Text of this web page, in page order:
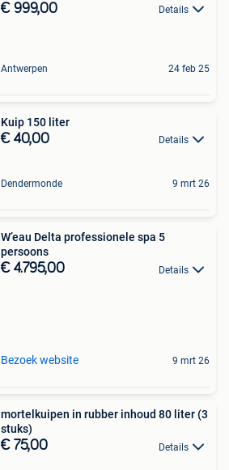
€ 999,00 Details
Antwerpen 24 feb 25
Kuip 150 liter
€ 40,00 Details
Dendermonde 9 mrt 26
W’eau Delta professionele spa 5
persoons
€ 4.795,00 Details
Bezoek website 9 mrt 26
mortelkuipen in rubber inhoud 80 liter (3
stuks)
€ 75,00 Details